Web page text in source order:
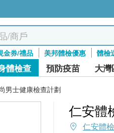
金券/禮品 美邦體檢優惠 體檢
體檢查 預防疫苗 大
男士健康檢查計劃
仁安體
仁安體